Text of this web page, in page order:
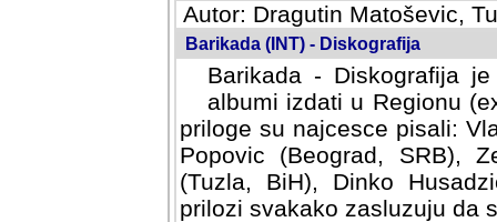
Autor: Dragutin Matoševic,
Barikada (INT) - Diskografija
Barikada - Diskografija
albumi izdati u Regionu
priloge su najcesce pisali:
Popovic (Beograd, SRB),
(Tuzla, BiH), Dinko
prilozi svakako zasluzuju da